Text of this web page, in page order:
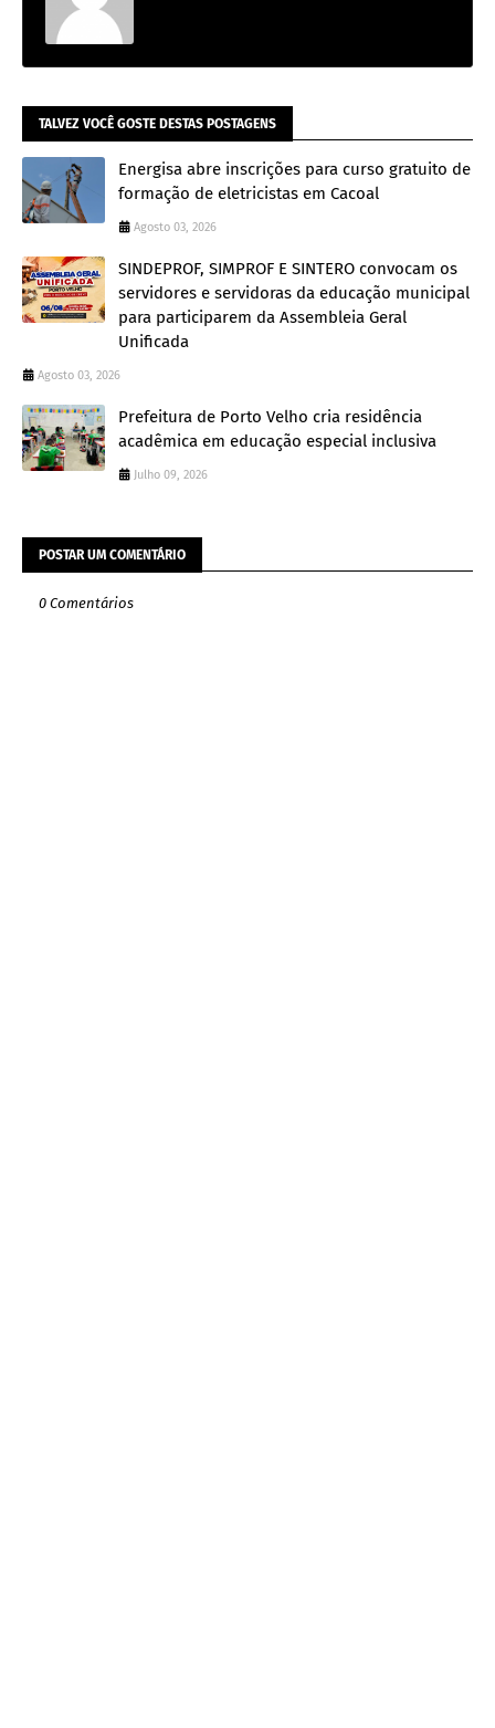
TALVEZ VOCÊ GOSTE DESTAS POSTAGENS
Energisa abre inscrições para curso gratuito de
formação de eletricistas em Cacoal
Agosto 03, 2026
SINDEPROF, SIMPROF E SINTERO convocam os
servidores e servidoras da educação municipal
para participarem da Assembleia Geral
Unificada
Agosto 03, 2026
Prefeitura de Porto Velho cria residência
acadêmica em educação especial inclusiva
Julho 09, 2026
POSTAR UM COMENTÁRIO
0 Comentários